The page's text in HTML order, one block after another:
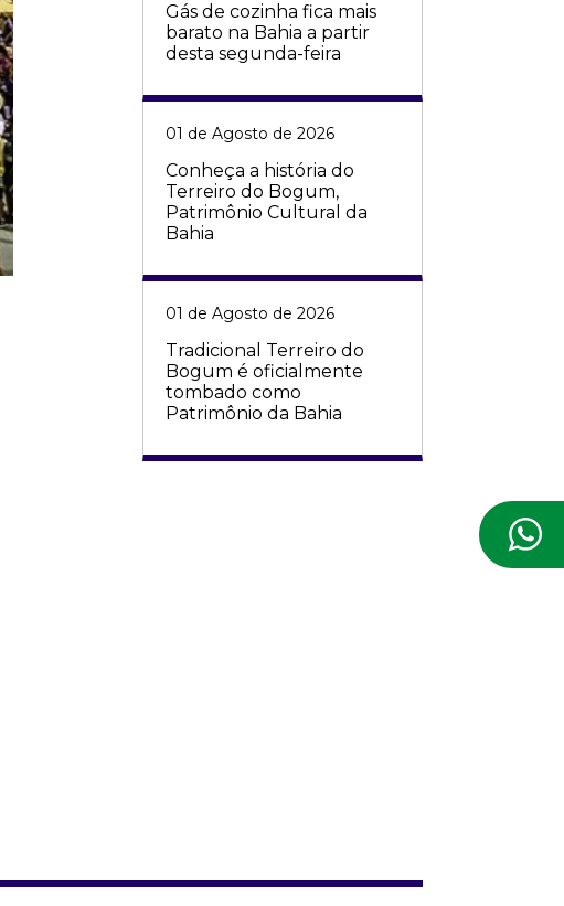
Gás de cozinha fica mais
barato na Bahia a partir
desta segunda-feira
01 de Agosto de 2026
Conheça a história do
Terreiro do Bogum,
Patrimônio Cultural da
Bahia
01 de Agosto de 2026
Tradicional Terreiro do
Bogum é oficialmente
tombado como
Patrimônio da Bahia